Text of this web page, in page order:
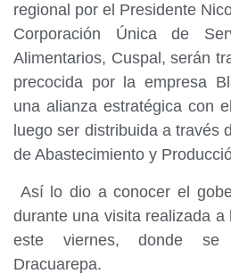
regional por el Presidente
Corporación Única de
Alimentarios, Cuspal, serán
precocida por la empresa
una alianza estratégica con
luego ser distribuida a través
de Abastecimiento y
Así lo dio a conocer el
durante una visita realizada a
este viernes, donde se
Dracuarepa.